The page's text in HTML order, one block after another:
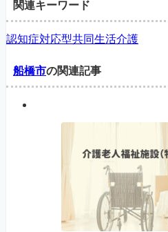
関連キーワード
認知症対応型共同生活介護
船橋市の関連記事